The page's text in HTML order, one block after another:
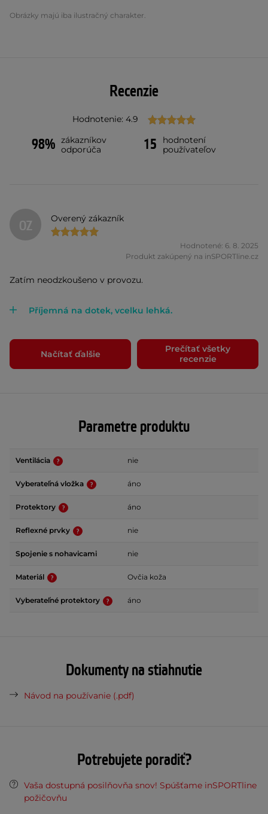
Obrázky majú iba ilustračný charakter.
Recenzie
Hodnotenie: 4.9
98% zákazníkov
odporúča
15
hodnotení
používateľov
OZ Overený zákazník
Hodnotené: 6. 8. 2025
Produkt zakúpený na inSPORTline.cz
Zatím neodzkoušeno v provozu.
Příjemná na dotek, vcelku lehká.
Načítať ďalšie
Prečítať všetky
recenzie
Parametre produktu
Ventilácia nie
Vyberateľná vložka áno
Protektory áno
Reflexné prvky nie
Spojenie s nohavicami nie
Materiál Ovčia koža
Vyberateľné protektory áno
Dokumenty na stiahnutie
Návod na používanie (.pdf)
Potrebujete poradiť?
Vaša dostupná posilňovňa snov! Spúšťame inSPORTline
požičovňu